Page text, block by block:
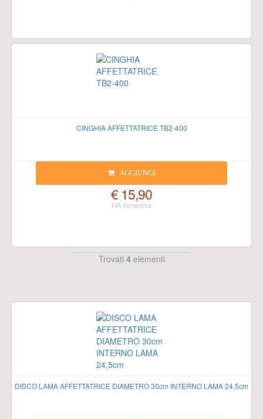
CINGHIA AFFETTATRICE TB2-400
AGGIUNGI
€ 15,90
Trovati 4elementi
DISCO LAMA AFFETTATRICE DIAMETRO 30cm INTERNO LAMA 24,5cm